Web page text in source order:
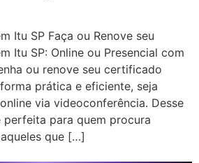
Itu SP Faça ou Renove seu
Itu SP: Online ou Presencial com
ou renove seu certificado
prática e eficiente, seja
via videoconferência. Desse
perfeita para quem procura
que […]